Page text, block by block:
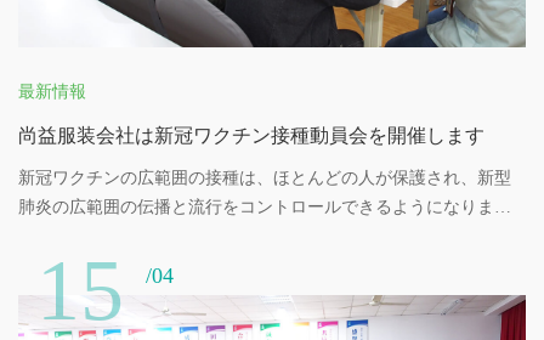
最新情報
尚益服装会社は新冠ワクチン接種動員会を開催します
新冠ワクチンの広範囲の接種は、ほとんどの人が保護され、新型
肺炎の広範囲の伝播と流行をコントロールできるようになりま
することを呼びかけています。
15/04